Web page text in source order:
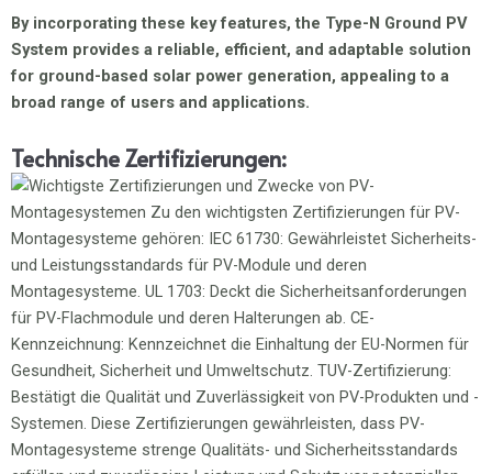
By incorporating these key features, the Type-N Ground PV
System provides a reliable, efficient, and adaptable solution
for ground-based solar power generation, appealing to a
broad range of users and applications.
Technische Zertifizierungen: